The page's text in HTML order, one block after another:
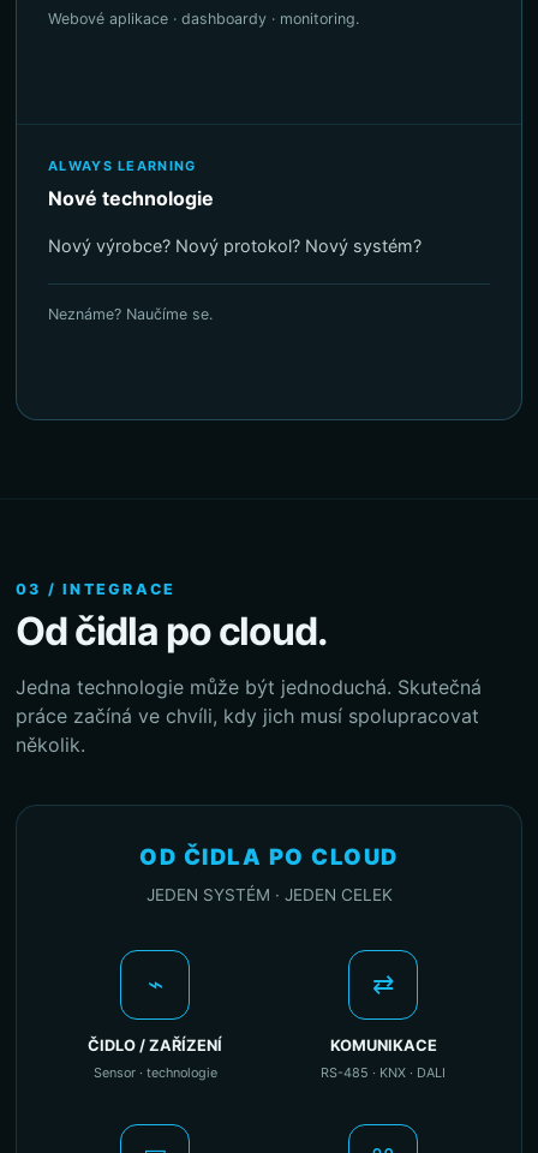
Webové aplikace · dashboardy · monitoring.
ALWAYS LEARNING
Nové technologie
Nový výrobce? Nový protokol? Nový systém?
Neznáme? Naučíme se.
03 / INTEGRACE
Od čidla po cloud.
Jedna technologie může být jednoduchá. Skutečná
práce začíná ve chvíli, kdy jich musí spolupracovat
několik.
OD ČIDLA PO CLOUD
JEDEN SYSTÉM · JEDEN CELEK
⌁
ČIDLO / ZAŘÍZENÍ
Sensor · technologie
⇄
KOMUNIKACE
RS-485 · KNX · DALI